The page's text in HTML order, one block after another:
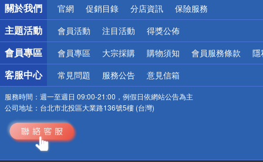
偏遠地區配送
詐騙網頁！請小心！
關於我們
官網 促銷目錄 分店資訊 保險服務
主題活動 會員活動 注目活動 得獎公佈
會員專區 會員專區 大宗採購 購物須知 會員服務條款 隱
客服中心 常見問題 服務公告 意見信箱
服務時間： 週一至週日 09:00-21:00，例假日依網站公告為主
公司地址： 台北市北投區大業路136號5樓 (台灣)